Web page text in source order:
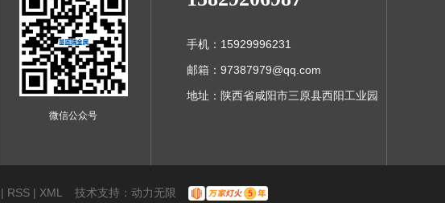
微信公众号
手机：15929996231
邮箱：97387979@qq.com
地址：陕西省咸阳市三原县西阳工业园
RSS | XML 技术支持： 动力无限